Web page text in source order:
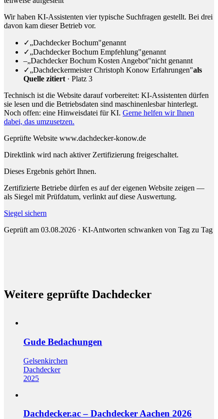
Wir haben KI-Assistenten vier typische Suchfragen gestellt. Bei drei
davon kam dieser Betrieb vor.
✓„Dachdecker Bochum"genannt
✓„Dachdecker Bochum Empfehlung"genannt
–„Dachdecker Bochum Kosten Angebot"nicht genannt
✓„Dachdeckermeister Christoph Konow Erfahrungen"als
Quelle zitiert· Platz 3
Technisch ist die Website darauf vorbereitet: KI-Assistenten dürfen
sie lesen und die Betriebsdaten sind maschinenlesbar hinterlegt.
Noch offen: eine Hinweisdatei für KI. Gerne helfen wir Ihnen
dabei, das umzusetzen.
Geprüfte Website www.dachdecker-konow.de
Direktlink wird nach aktiver Zertifizierung freigeschaltet.
Dieses Ergebnis gehört Ihnen.
Zertifizierte Betriebe dürfen es auf der eigenen Website zeigen —
als Siegel mit Prüfdatum, verlinkt auf diese Auswertung.
Siegel sichern
Geprüft am 03.08.2026 · KI-Antworten schwanken von Tag zu Tag
Weitere geprüfte Dachdecker
Gude Bedachungen
Gelsenkirchen
Dachdecker
2025
Dachdecker.ac – Dachdecker Aachen 2026